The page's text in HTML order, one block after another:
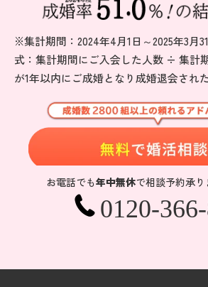
※集計期間：2024年4月1日～2025年3
式：集計期間にご入会した人数 ÷ 集計
が1年以内にご成婚となり成婚退会され
お電話でも年中無休で相談予約承り
0120-